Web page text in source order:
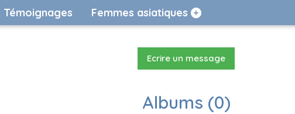
Témoignages Femmes asiatiques
Ecrire un message
Albums (0)